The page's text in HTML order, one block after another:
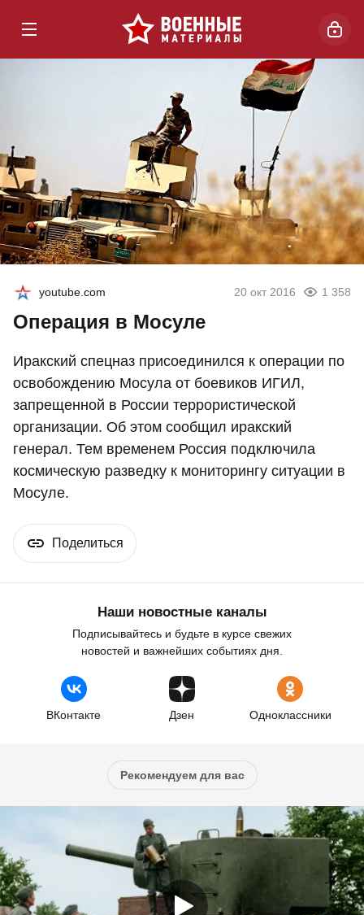
youtube.com 20 окт 2016 1 358
Операция в Мосуле
Иракский спецназ присоединился к операции по
освобождению Мосула от боевиков ИГИЛ,
запрещенной в России террористической
организации. Об этом сообщил иракский
генерал. Тем временем Россия подключила
космическую разведку к мониторингу ситуации в
Мосуле.
Поделиться
Наши новостные каналы
Подписывайтесь и будьте в курсе свежих
новостей и важнейших событиях дня.
ВКонтакте Дзен Одноклассники
Рекомендуем для вас